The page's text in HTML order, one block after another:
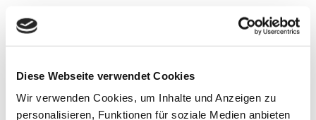
Diese Webseite verwendet Cookies
Wir verwenden Cookies, um Inhalte und Anzeigen zu
personalisieren, Funktionen für soziale Medien anbieten